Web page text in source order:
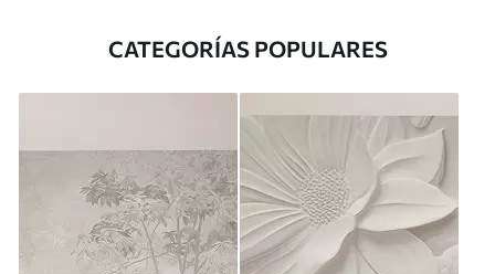
CATEGORÍAS POPULARES